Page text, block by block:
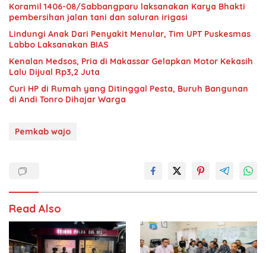
Koramil 1406-08/Sabbangparu laksanakan Karya Bhakti
pembersihan jalan tani dan saluran irigasi
Lindungi Anak Dari Penyakit Menular, Tim UPT Puskesmas
Labbo Laksanakan BIAS
Kenalan Medsos, Pria di Makassar Gelapkan Motor Kekasih
Lalu Dijual Rp3,2 Juta
Curi HP di Rumah yang Ditinggal Pesta, Buruh Bangunan
di Andi Tonro Dihajar Warga
Pemkab wajo
Read Also